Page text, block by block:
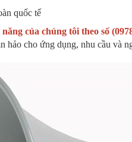
quốc tế
của chúng tôi theo số
hảo cho ứng dụng, nhu cầu và